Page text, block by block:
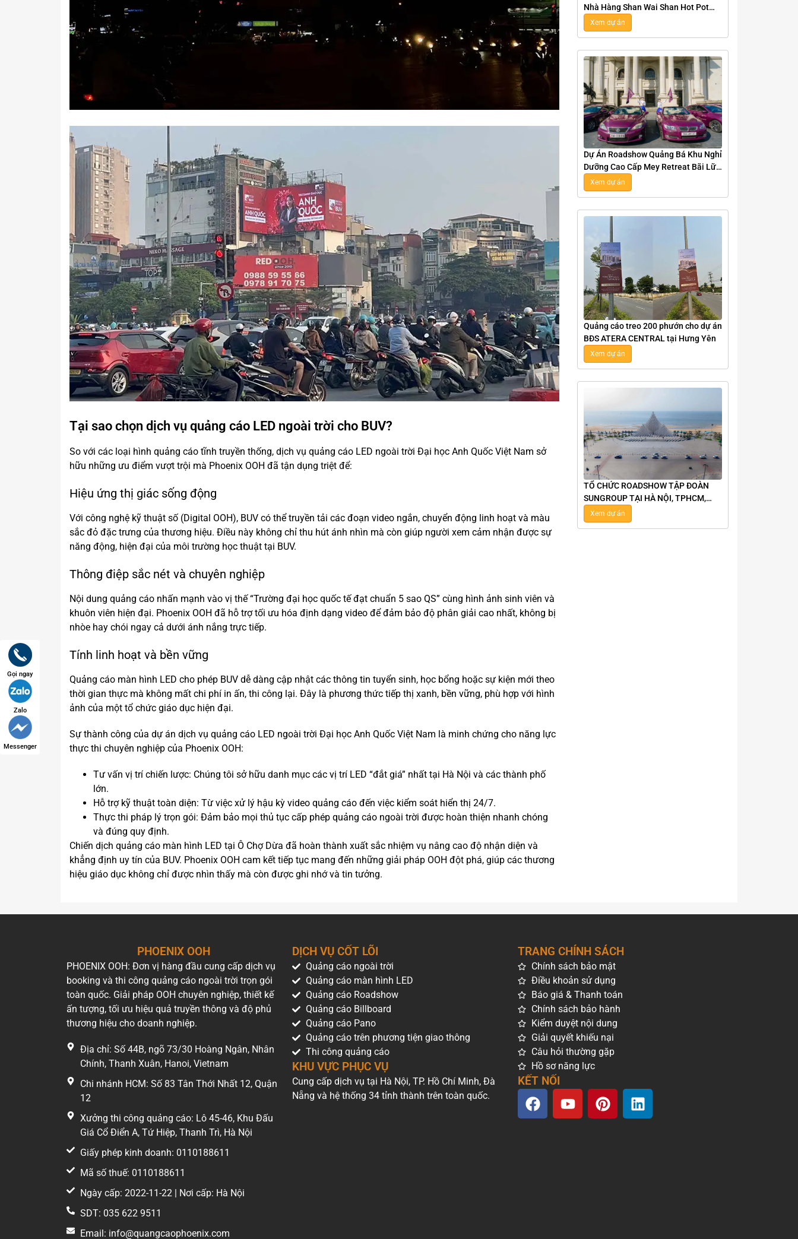
Tại sao chọn dịch vụ quảng cáo LED ngoài trời cho BUV?
So với các loại hình quảng cáo tĩnh truyền thống, dịch vụ quảng cáo LED ngoài trời Đại học Anh Quốc Việt Nam sở
hữu những ưu điểm vượt trội mà Phoenix OOH đã tận dụng triệt để:
Hiệu ứng thị giác sống động
Với công nghệ kỹ thuật số (Digital OOH), BUV có thể truyền tải các đoạn video ngắn, chuyển động linh hoạt và màu
sắc đỏ đặc trưng của thương hiệu. Điều này không chỉ thu hút ánh nhìn mà còn giúp người xem cảm nhận được sự
năng động, hiện đại của môi trường học thuật tại BUV.
Thông điệp sắc nét và chuyên nghiệp
Nội dung quảng cáo nhấn mạnh vào vị thế “Trường đại học quốc tế đạt chuẩn 5 sao QS” cùng hình ảnh sinh viên và
khuôn viên hiện đại. Phoenix OOH đã hỗ trợ tối ưu hóa định dạng video để đảm bảo độ phân giải cao nhất, không bị
nhòe hay chói ngay cả dưới ánh nắng trực tiếp.
Tính linh hoạt và bền vững
Quảng cáo màn hình LED cho phép BUV dễ dàng cập nhật các thông tin tuyển sinh, học bổng hoặc sự kiện mới theo
thời gian thực mà không mất chi phí in ấn, thi công lại. Đây là phương thức tiếp thị xanh, bền vững, phù hợp với hình
ảnh của một tổ chức giáo dục hiện đại.
Sự thành công của dự án dịch vụ quảng cáo LED ngoài trời Đại học Anh Quốc Việt Nam là minh chứng cho năng lực
thực thi chuyên nghiệp của Phoenix OOH:
Tư vấn vị trí chiến lược: Chúng tôi sở hữu danh mục các vị trí LED “đắt giá” nhất tại Hà Nội và các thành phố
lớn.
Hỗ trợ kỹ thuật toàn diện: Từ việc xử lý hậu kỳ video quảng cáo đến việc kiểm soát hiển thị 24/7.
Thực thi pháp lý trọn gói: Đảm bảo mọi thủ tục cấp phép quảng cáo ngoài trời được hoàn thiện nhanh chóng
và đúng quy định.
Chiến dịch quảng cáo màn hình LED tại Ô Chợ Dừa đã hoàn thành xuất sắc nhiệm vụ nâng cao độ nhận diện và
khẳng định uy tín của BUV. Phoenix OOH cam kết tiếp tục mang đến những giải pháp OOH đột phá, giúp các thương
hiệu giáo dục không chỉ được nhìn thấy mà còn được ghi nhớ và tin tưởng.
Nhà Hàng Shan Wai Shan Hot Pot
Tại Hà Nội
Xem dự án
Dự Án Roadshow Quảng Bá Khu Nghỉ
Dưỡng Cao Cấp Mey Retreat Bãi Lữ
Tại Nghệ An
Xem dự án
Quảng cáo treo 200 phướn cho dự án
BĐS ATERA CENTRAL tại Hưng Yên
Xem dự án
TỔ CHỨC ROADSHOW TẬP ĐOÀN
SUNGROUP TẠI HÀ NỘI, TPHCM,
NHA TRANG, VŨNG TÀU
Xem dự án
PHOENIX OOH
PHOENIX OOH: Đơn vị hàng đầu cung cấp dịch vụ
booking và thi công quảng cáo ngoài trời trọn gói
toàn quốc. Giải pháp OOH chuyên nghiệp, thiết kế
ấn tượng, tối ưu hiệu quả truyền thông và độ phủ
thương hiệu cho doanh nghiệp.
Địa chỉ: Số 44B, ngõ 73/30 Hoàng Ngân, Nhân
Chính, Thanh Xuân, Hanoi, Vietnam
Chi nhánh HCM: Số 83 Tân Thới Nhất 12, Quận
12
Xưởng thi công quảng cáo: Lô 45-46, Khu Đấu
Giá Cổ Điển A, Tứ Hiệp, Thanh Trì, Hà Nội
Giấy phép kinh doanh: 0110188611
Mã số thuế: 0110188611
Ngày cấp: 2022-11-22 | Nơi cấp: Hà Nội
SDT: 035 622 9511
Email: info@quangcaophoenix.com
Gọi ngay
Zalo
Messenger
DỊCH VỤ CỐT LÕI
Quảng cáo ngoài trời
Quảng cáo màn hình LED
Quảng cáo Roadshow
Quảng cáo Billboard
Quảng cáo Pano
Quảng cáo trên phương tiện giao thông
Thi công quảng cáo
KHU VỰC PHỤC VỤ
Cung cấp dịch vụ tại Hà Nội, TP. Hồ Chí Minh, Đà
Nẵng và hệ thống 34 tỉnh thành trên toàn quốc.
TRANG CHÍNH SÁCH
Chính sách bảo mật
Điều khoản sử dụng
Báo giá & Thanh toán
Chính sách bảo hành
Kiểm duyệt nội dung
Giải quyết khiếu nại
Câu hỏi thường gặp
Hồ sơ năng lực
KẾT NỐI